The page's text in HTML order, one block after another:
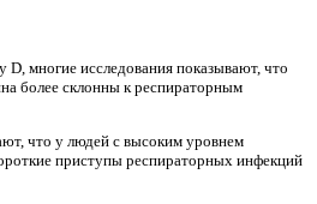
многие исследования показывают, что
более склонны к респираторным
что у людей с высоким уровнем
приступы респираторных инфекций